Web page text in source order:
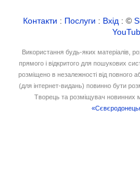
Контакти : Послуги : Вхід : ©
Використання будь-яких матеріалів,
прямого і відкритого для пошукових
розміщено в незалежності від повного
(для інтернет-видань) повинно бути
Творець та розміщувач новинних